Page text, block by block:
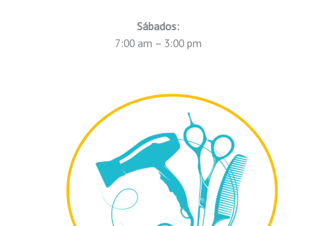
Sábados:
7:00 am – 3:00 pm